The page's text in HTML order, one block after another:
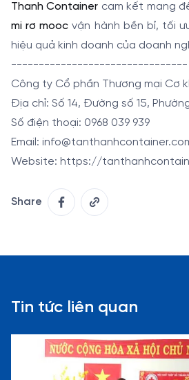
Thanh Container cam kết mang
mi rơ mooc vận hành bền bỉ, tối
hiệu quả kinh doanh của doanh
--------------------------------
Công ty Cổ phần Thương mại Cơ
Địa chỉ: Số 14, Đường số 15, Phường
Số điện thoại: 0968 039 939
Email:
Website: https://
Share
Tin tức liên quan